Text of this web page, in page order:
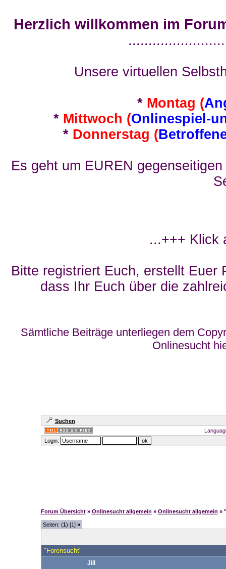
Herzlich willkommen im
Unsere virtuellen
* Montag (
* Mittwoch (Onlinespiel-
* Donnerstag (
Es geht um EUREN
...+++ Klick
Bitte registriert Euch, erstellt Euer
dass Ihr Euch über die
Sämtliche Beiträge unterliegen dem
Onlinesucht
Suchen
Login:
Forum Übersicht » Onlinesucht allgemein » Onlinesucht allgemein »
Seiten: (1) [1] »
"Forensucht"
Jill